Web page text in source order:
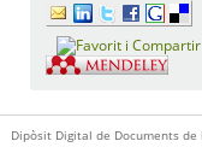
Dipòsit Digital de Documents de